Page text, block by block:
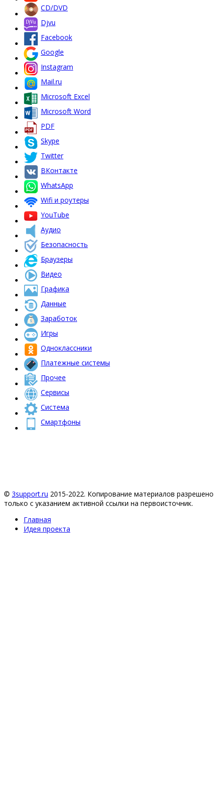
CD/DVD
Djvu
Facebook
Google
Instagram
Mail.ru
Microsoft Excel
Microsoft Word
PDF
Skype
Twitter
ВКонтакте
WhatsApp
Wifi и роутеры
YouTube
Аудио
Безопасность
Браузеры
Видео
Графика
Данные
Заработок
Игры
Одноклассники
Платежные системы
Прочее
Сервисы
Система
Смартфоны
© 3support.ru 2015-2022. Копирование материалов разрешено
только с указанием активной ссылки на первоисточник.
Главная
Идея проекта